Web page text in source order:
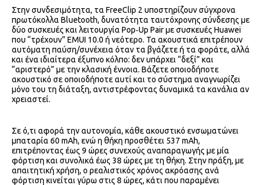
Στην συνδεσιμότητα, τα FreeClip 2 υποστηρίζουν σύγχρονα
πρωτόκολλα Bluetooth, δυνατότητα ταυτόχρονης σύνδεσης με
δύο συσκευές και λειτουργία Pop‑Up Pair με συσκευές Huawei
που “τρέχουν” EMUI 10.0 ή νεότερο. Τα ακουστικά επιτρέπουν
αυτόματη παύση/συνέχεια όταν τα βγάζετε ή τα φοράτε, αλλά
και ένα ιδιαίτερα έξυπνο κόλπο: δεν υπάρχει “δεξί” και
“αριστερό” με την κλασική έννοια. Βάζετε οποιοδήποτε
ακουστικό σε οποιοδήποτε αυτί και το σύστημα αναγνωρίζει
μόνο του τη διάταξη, αντιστρέφοντας δυναμικά τα κανάλια αν
χρειαστεί.
Σε ό,τι αφορά την αυτονομία, κάθε ακουστικό ενσωματώνει
μπαταρία 60 mAh, ενώ η θήκη προσθέτει 537 mAh,
επιτρέποντας έως 9 ώρες συνεχούς αναπαραγωγής με μία
φόρτιση και συνολικά έως 38 ώρες με τη θήκη. Στην πράξη, με
απαιτητική χρήση, ο ρεαλιστικός χρόνος ακρόασης ανά
φόρτιση κινείται γύρω στις 8 ώρες, κάτι που παραμένει